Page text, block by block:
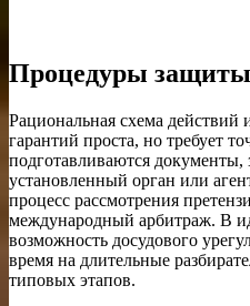
Процедуры
Рациональная схема действий
гарантий проста, но требует
подготавливаются документы,
установленный орган или
процесс рассмотрения
международный арбитраж. В
возможность досудового
время на длительные
типовых этапов.